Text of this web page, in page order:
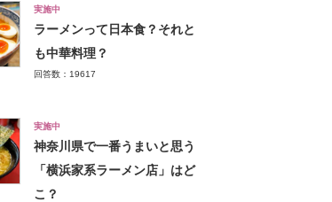
実施中
ラーメンって日本食？それと
も中華料理？
回答数：19617
実施中
神奈川県で一番うまいと思う
「横浜家系ラーメン店」はど
こ？